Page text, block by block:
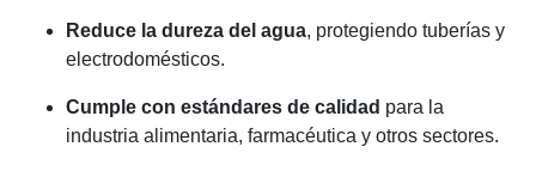
Reduce la dureza del agua, protegiendo tuberías y
electrodomésticos.
Cumple con estándares de calidad para la
industria alimentaria, farmacéutica y otros sectores.